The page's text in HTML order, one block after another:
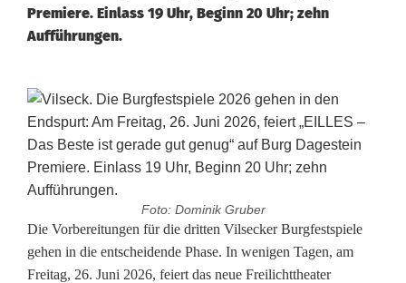
Premiere. Einlass 19 Uhr, Beginn 20 Uhr; zehn
Aufführungen.
Foto: Dominik Gruber
E
n
Die Vorbereitungen für die dritten Vilsecker Burgfestspiele
gehen in die entscheidende Phase. In wenigen Tagen, am
Freitag, 26. Juni 2026, feiert das neue Freilichttheater